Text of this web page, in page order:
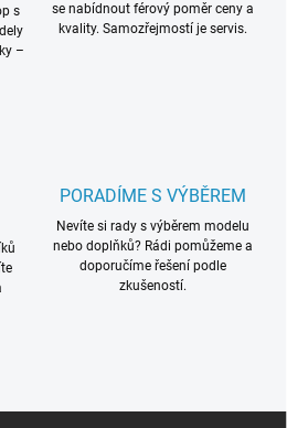
s
–
se nabídnout férový poměr ceny a
kvality. Samozřejmostí je servis.
PORADÍME S VÝBĚREM
Nevíte si rady s výběrem modelu
nebo doplňků? Rádi pomůžeme a
doporučíme řešení podle
zkušeností.